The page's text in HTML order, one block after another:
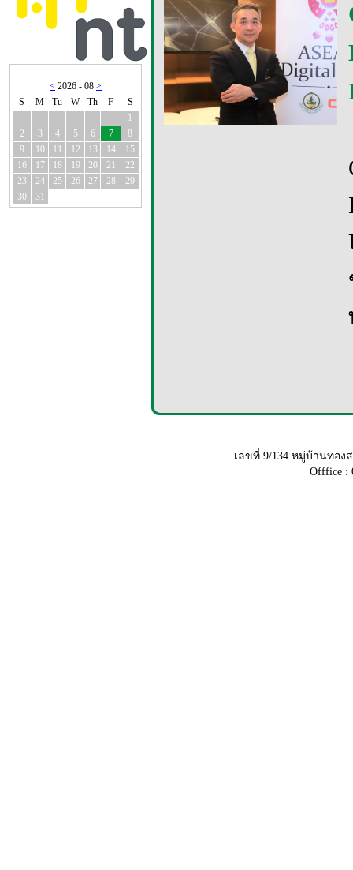
< 2026 - 08 >
S
M Tu W Th F
S
1
2
3 4 5 6 7
8
9
10 11 12 13 14
15
16
17 18 19 20 21
22
23
24 25 26 27 28
29
30
31
เลขที่ 9/134 หมู่บ้านทอง
Offfice :